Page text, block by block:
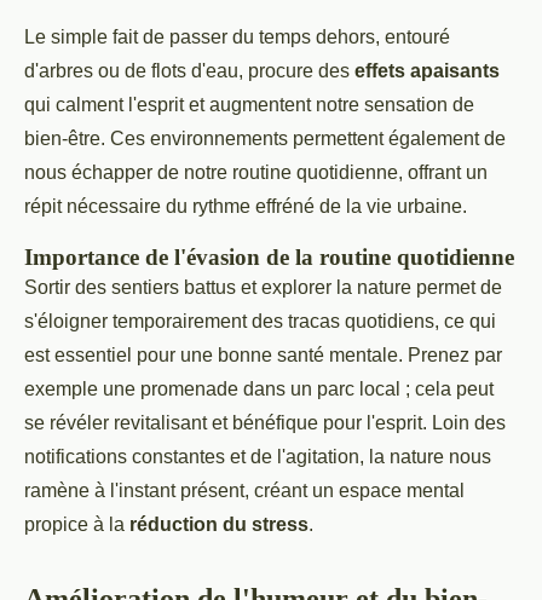
Le simple fait de passer du temps dehors, entouré
d'arbres ou de flots d'eau, procure des effets apaisants
qui calment l'esprit et augmentent notre sensation de
bien-être. Ces environnements permettent également de
nous échapper de notre routine quotidienne, offrant un
répit nécessaire du rythme effréné de la vie urbaine.
Importance de l'évasion de la routine quotidienne
Sortir des sentiers battus et explorer la nature permet de
s'éloigner temporairement des tracas quotidiens, ce qui
est essentiel pour une bonne santé mentale. Prenez par
exemple une promenade dans un parc local ; cela peut
se révéler revitalisant et bénéfique pour l'esprit. Loin des
notifications constantes et de l'agitation, la nature nous
ramène à l'instant présent, créant un espace mental
propice à la réduction du stress.